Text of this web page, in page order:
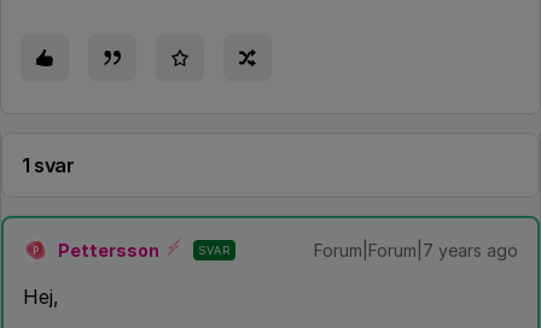
1 svar
P Pettersson SVAR Forum|Forum|7 years ago
Hej,